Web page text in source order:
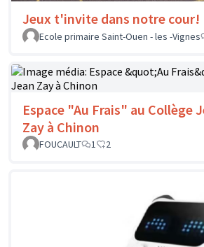
Jeux t'invite dans notre cour!
Ecole primaire Saint-Ouen - les -Vignes
Espace "Au Frais" au Collège
Zay à Chinon
FOUCAULT
1 2